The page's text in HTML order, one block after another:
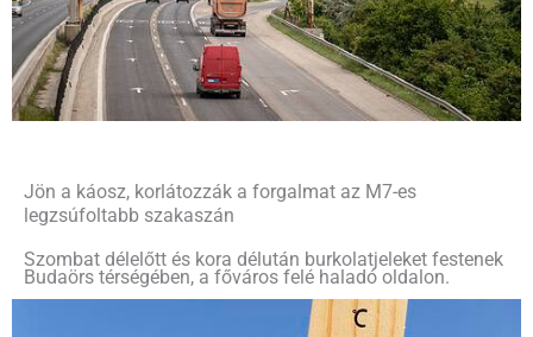
Jön a káosz, korlátozzák a forgalmat az M7-es
legzsúfoltabb szakaszán
Szombat délelőtt és kora délután burkolatjeleket festenek
Budaörs térségében, a főváros felé haladó oldalon.